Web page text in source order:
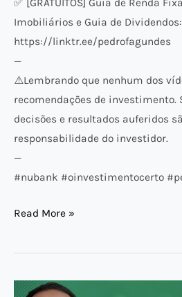
✅ [GRATUITOS] Guia de Renda
Imobiliários e Guia de Dividendos:
https://linktr.ee/pedrofagundes
—
⚠️​Lembrando que nenhum dos
recomendações de investimento.
decisões e resultados auferidos
responsabilidade do investidor.
—
#nubank #oinvestimentocerto
Read More »
QUANTO